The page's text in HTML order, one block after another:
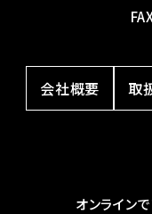
会社概要 取
オンライン